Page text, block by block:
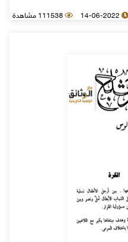
14-06-2022 111538 مشاهدة